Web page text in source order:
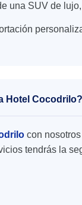
una SUV de
Hotel Cocodrilo?
con
tendrás la